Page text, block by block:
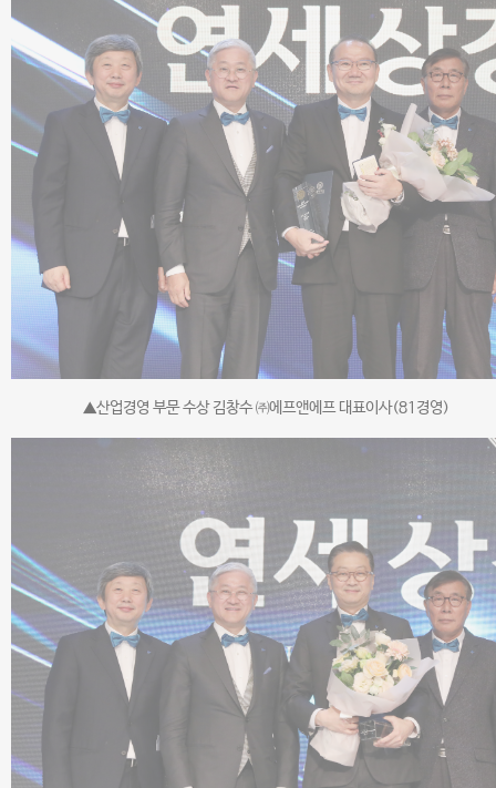
▲산업경영 부문 수상 김창수 ㈜에프앤에프 대표이사(81경영)